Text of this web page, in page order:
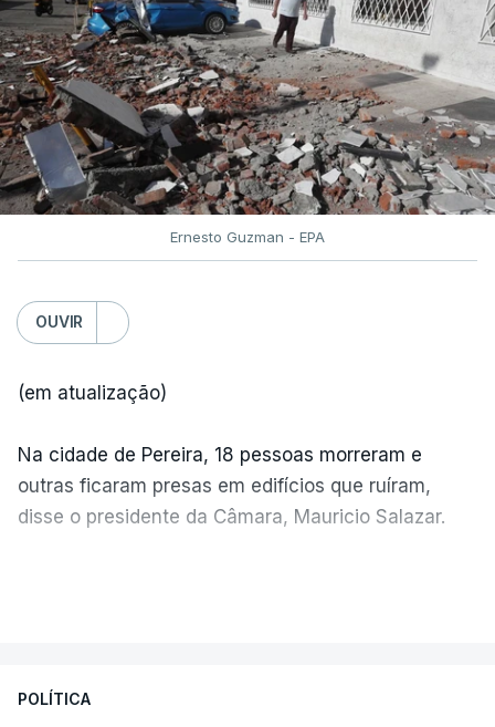
Ernesto Guzman - EPA
OUVIR
(em atualização)
Na cidade de Pereira, 18 pessoas morreram e
outras ficaram presas em edifícios que ruíram,
disse o presidente da Câmara, Mauricio Salazar.
"A situação é crítica",
POLÍTICA